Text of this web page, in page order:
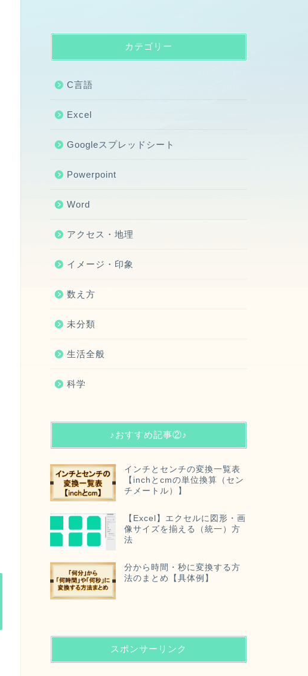
カテゴリー
C言語
Excel
Googleスプレッドシート
Powerpoint
Word
アクセス・地理
イメージ・印象
数え方
未分類
生活全般
科学
♪おすすめ記事②♪
インチとセンチの変換一覧表
【inchとcmの単位換算（セン
チメートル）】
【Excel】エクセルに図形・画
像サイズを揃える（統一）方
法
分から時間・秒に変換する方
法のまとめ【具体例】
スポンサーリンク